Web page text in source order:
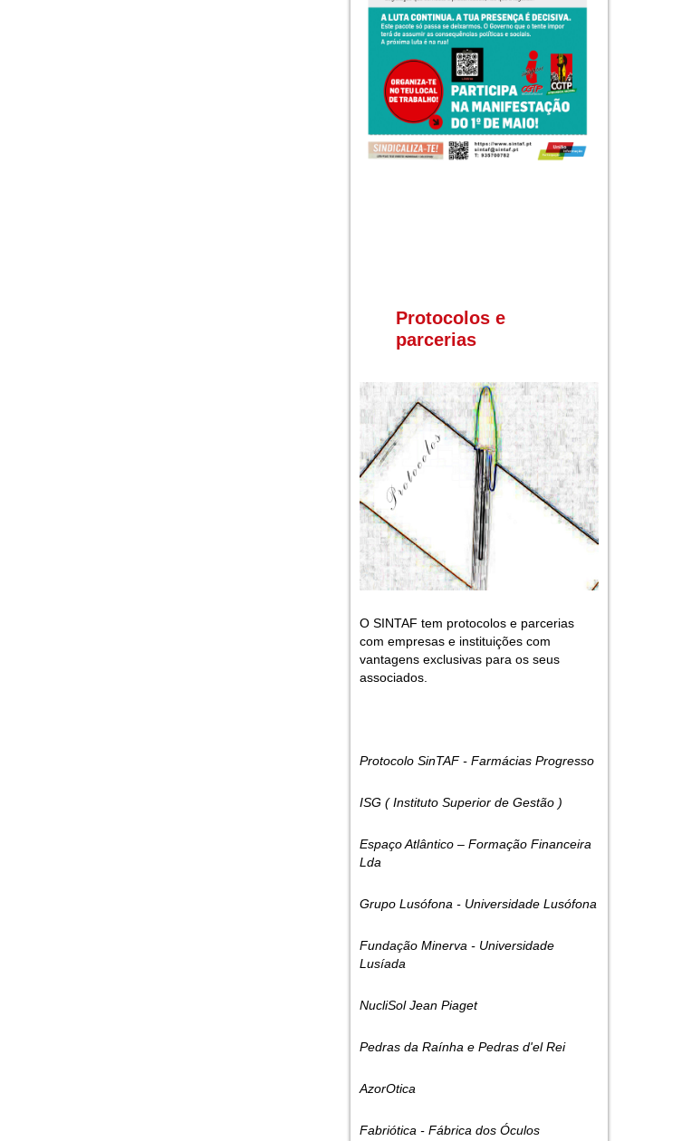
Protocolos e
parcerias
O SINTAF tem protocolos e parcerias
com empresas e instituições com
vantagens exclusivas para os seus
associados.
Protocolo SinTAF - Farmácias Progresso
ISG ( Instituto Superior de Gestão )
Espaço Atlântico – Formação Financeira
Lda
Grupo Lusófona - Universidade Lusófona
Fundação Minerva - Universidade
Lusíada
NucliSol Jean Piaget
Pedras da Raínha e Pedras d'el Rei
AzorOtica
Fabriótica - Fábrica dos Óculos